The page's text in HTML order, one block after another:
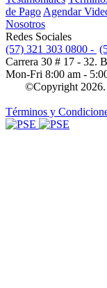
de Pago Agendar
Nosotros
Redes Sociales
(57) 321 303 0800 -
Carrera 30 # 17 - 32.
Mon-Fri 8:00 am -
©Copyright 2026.
Términos y